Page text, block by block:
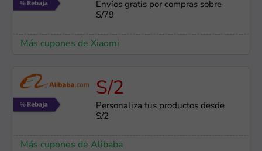
Envíos gratis por compras sobre
S/79
Más cupones de Xiaomi
S/2
Personaliza tus productos desde
S/2
Más cupones de Alibaba